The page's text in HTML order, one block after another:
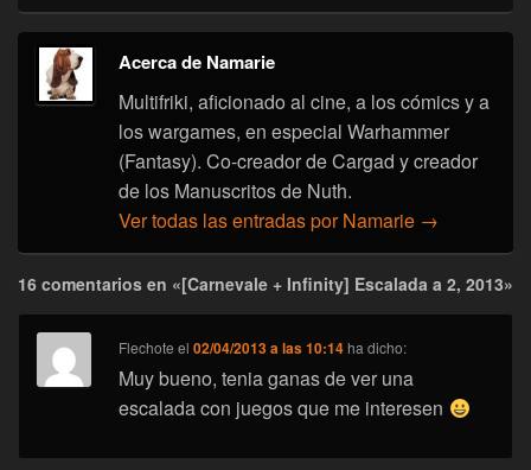
Acerca de Namarie
Multifriki, aficionado al cine, a los cómics y a
los wargames, en especial Warhammer
(Fantasy). Co-creador de Cargad y creador
de los Manuscritos de Nuth.
Ver todas las entradas por Namarie →
16 comentarios en «[Carnevale + Infinity] Escalada a 2, 2013»
Flechote el02/04/2013 a las 10:14 ha dicho:
Muy bueno, tenia ganas de ver una
escalada con juegos que me interesen